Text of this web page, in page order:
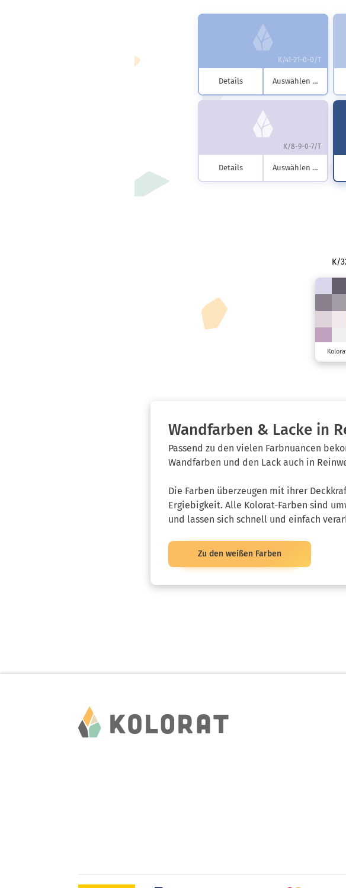
K/41-21-0-0/T
Details Auswählen …
K/8-9-0-7/T
Details Auswählen …
K/
Wandfarben & Lacke in
Passend zu den vielen Farbnuancen
Wandfarben und den Lack auch in
Die Farben überzeugen mit ihrer
Ergiebigkeit. Alle Kolorat-Farben sind
und lassen sich schnell und einfach
Zu den weißen Farben